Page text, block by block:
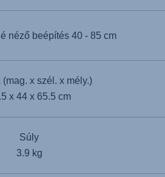
néző beépítés 40 - 85 cm
(mag. x szél. x mély.)
x 44 x 65.5 cm
Súly
3.9 kg